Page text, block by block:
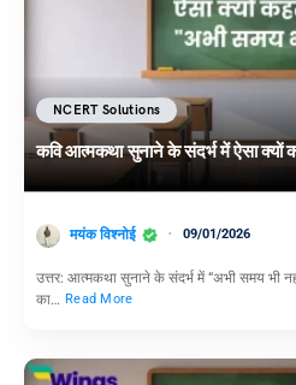
NCERT Solutions
कवि आत्मकथा सुनाने के संदर्भ में ऐसा क्यों
मयंक विश्नोई 09/01/2026
उत्तर: आत्मकथा सुनाने के संदर्भ में “अभी समय भी
का… Read More